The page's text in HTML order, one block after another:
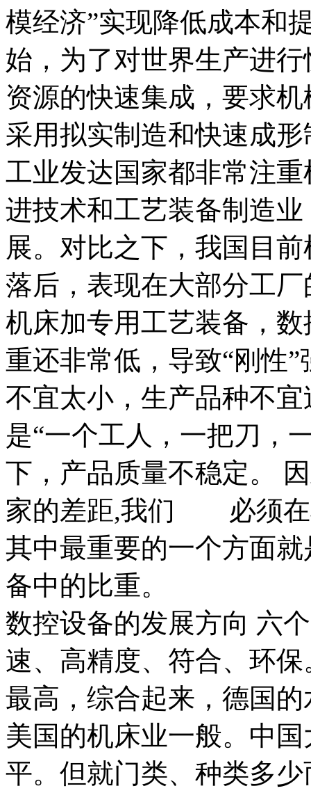
模经济”实现降低成本和
始，为了对世界生产进
资源的快速集成，要求
采用拟实制造和快速成
工业发达国家都非常注
进技术和工艺装备制造
展。对比之下，我国目
落后，表现在大部分工
机床加专用工艺装备，
重还非常低，导致“刚性
不宜太小，生产品种不
是“一个工人，一把刀，
下，产品质量不稳定。
家的差距,我们 必须在
其中最重要的一个方面
备中的比重。
数控设备的发展方向 六
速、高精度、符合、环
最高，综合起来，德国
美国的机床业一般。中
平。但就门类、种类多